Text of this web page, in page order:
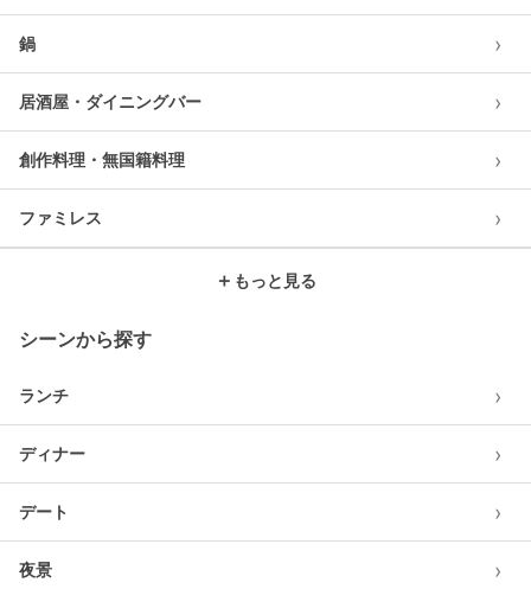
鍋 ›
居酒屋・ダイニングバー ›
創作料理・無国籍料理 ›
ファミレス ›
＋ もっと見る
シーンから探す
ランチ ›
ディナー ›
デート ›
夜景 ›